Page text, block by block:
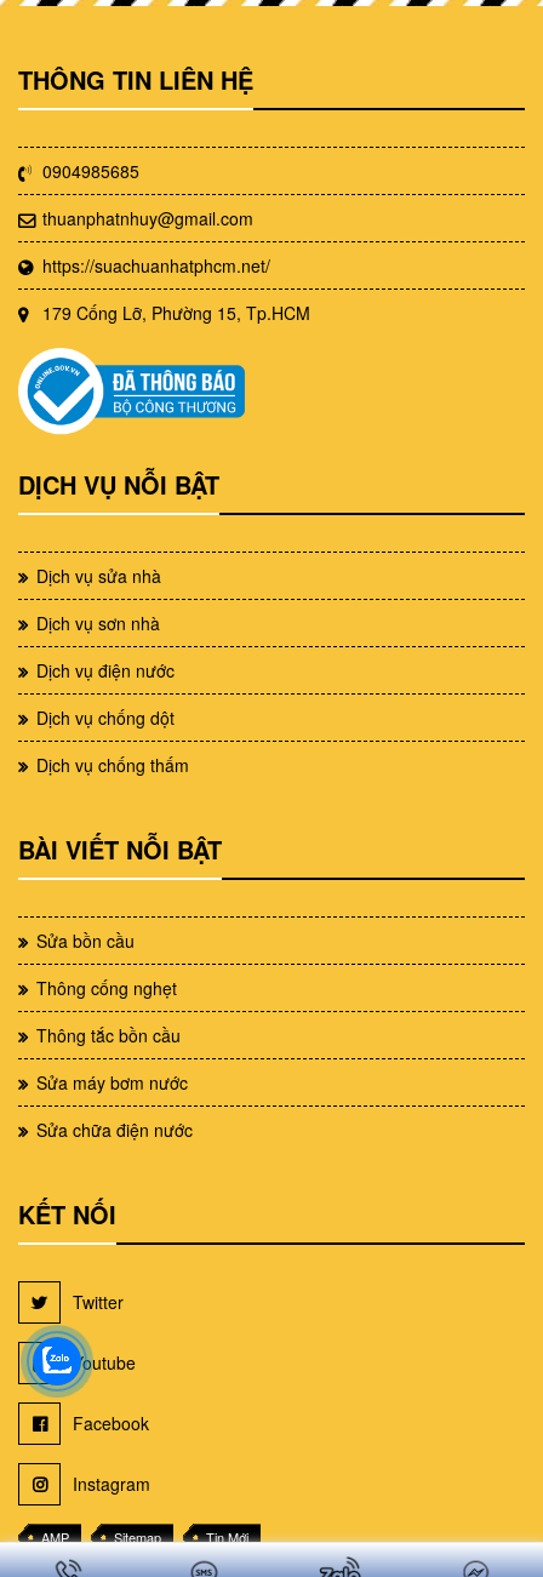
THÔNG TIN LIÊN HỆ
0904985685
thuanphatnhuy@gmail.com
https://suachuanhatphcm.net/
179 Cống Lỡ, Phường 15, Tp.HCM
DỊCH VỤ NỖI BẬT
Dịch vụ sửa nhà
Dịch vụ sơn nhà
Dịch vụ điện nước
Dịch vụ chống dột
Dịch vụ chống thấm
BÀI VIẾT NỖI BẬT
Sửa bồn cầu
Thông cống nghẹt
Thông tắc bồn cầu
Sửa máy bơm nước
Sửa chữa điện nước
KẾT NỐI
Twitter
Youtube
Facebook
Instagram
AMP Sitemap
Tin Mới